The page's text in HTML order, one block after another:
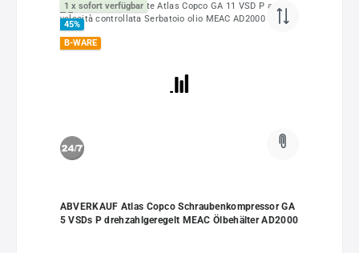
1 x sofort verfügbar
45%
B-WARE
ABVERKAUF Atlas Copco Schraubenkompressor GA
5 VSDs P drehzahlgeregelt MEAC Ölbehälter AD2000